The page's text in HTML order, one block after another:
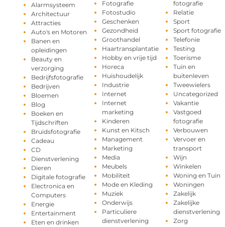
Alarmsysteem
Architectuur
Attracties
Auto's en Motoren
Banen en
opleidingen
Beauty en
verzorging
Bedrijfsfotografie
Bedrijven
Bloemen
Blog
Boeken en
Tijdschriften
Bruidsfotografie
Cadeau
CD
Dienstverlening
Dieren
Digitale fotografie
Electronica en
Computers
Energie
Entertainment
Eten en drinken
Fotografie
Fotostudio
Geschenken
Gezondheid
Groothandel
Haartransplantatie
Hobby en vrije tijd
Horeca
Huishoudelijk
Industrie
Internet
Internet
marketing
Kinderen
Kunst en Kitsch
Management
Marketing
Media
Meubels
Mobiliteit
Mode en Kleding
Muziek
Onderwijs
Particuliere
dienstverlening
fotografie
Relatie
Sport
Sport fotografie
Telefonie
Testing
Toerisme
Tuin en
buitenleven
Tweewielers
Uncategorized
Vakantie
Vastgoed
fotografie
Verbouwen
Vervoer en
transport
Wijn
Winkelen
Woning en Tuin
Woningen
Zakelijk
Zakelijke
dienstverlening
Zorg